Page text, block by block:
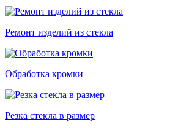
Ремонт изделий из стекла
Обработка кромки
Резка стекла в размер